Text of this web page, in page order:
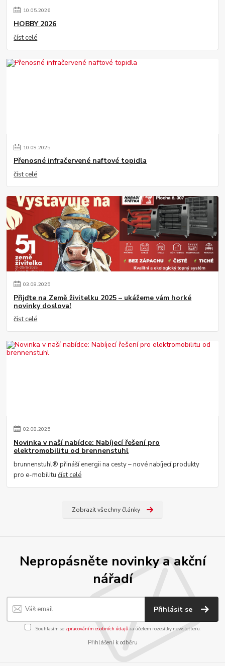
10.05.2026
HOBBY 2026
číst celé
10.09.2025
Přenosné infračervené naftové topidla
číst celé
03.08.2025
Přijďte na Země živitelku 2025 – ukážeme vám horké
novinky doslova!
číst celé
02.08.2025
Novinka v naší nabídce: Nabíjecí řešení pro
elektromobilitu od brennenstuhl
brunnenstuhl® přináší energii na cesty – nové nabíjecí produkty
pro e-mobilitučíst celé
Zobrazit všechny články
Nepropásněte novinky a akční
nářadí
Přihlásit se
Souhlasím se zpracováním osobních údajůza účelem rozesílky newsletteru.
Přihlášení k odběru